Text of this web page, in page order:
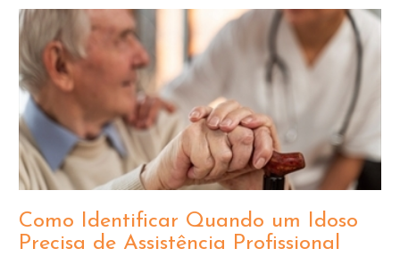
Como Identificar Quando um Idoso
Precisa de Assistência Profissional